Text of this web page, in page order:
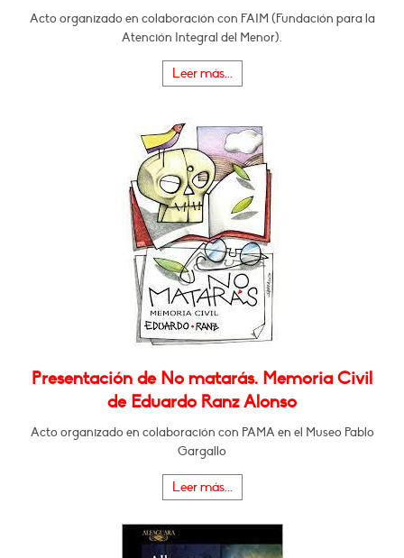
Acto organizado en colaboración con FAIM (Fundación para la
Atención Integral del Menor).
Leer más...
Presentación de No matarás. Memoria Civil
de Eduardo Ranz Alonso
Acto organizado en colaboración con PAMA en el Museo Pablo
Gargallo
Leer más...